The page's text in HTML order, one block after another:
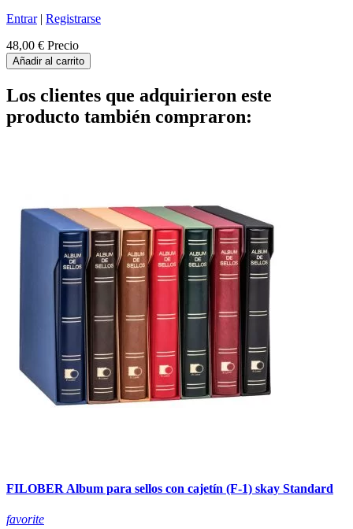
Entrar| Registrarse
48,00 € Precio
Añadir al carrito
Los clientes que adquirieron este
producto también compraron:
FILOBER Album para sellos con cajetín (F-1) skay Standard
favorite